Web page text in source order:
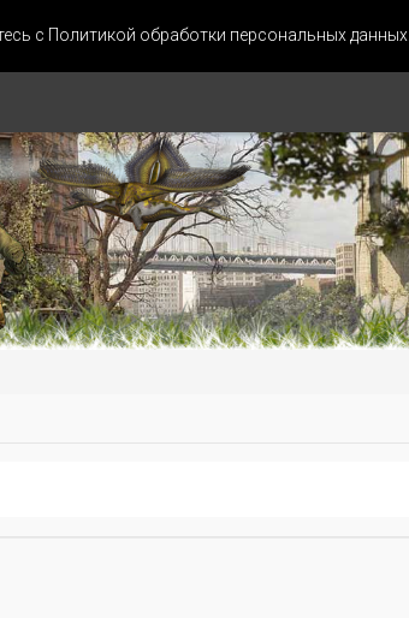
с Политикой обработки персональных данных.